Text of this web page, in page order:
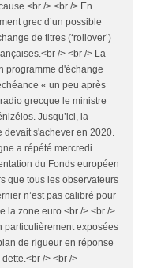
/> <br /> En
grec d’un possible
de titres (‘rollover’)
/> <br /> La
programme d'échange
« un peu après
grecque le ministre
Jusqu’ici, la
devait s'achever en 2020.
a répété mercredi
du Fonds européen
que tous les observateurs
n’est pas calibré pour
la zone euro.<br /> <br />
particulièrement exposées
de rigueur en réponse
/> <br />